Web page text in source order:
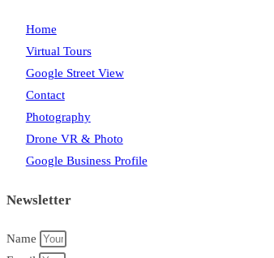
Tour
ที่สุด
Home
Virtual Tours
Google Street View
Contact
Photography
Drone VR & Photo
Google Business Profile
Newsletter
Name